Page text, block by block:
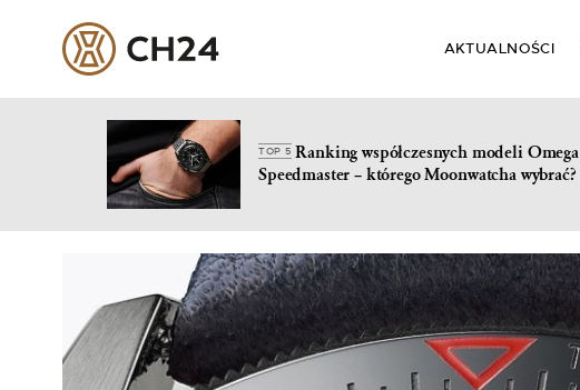
AKTUALNOŚCI
TOP 5Ranking współczesnych modeli Omega
Speedmaster – którego Moonwatcha wybrać?